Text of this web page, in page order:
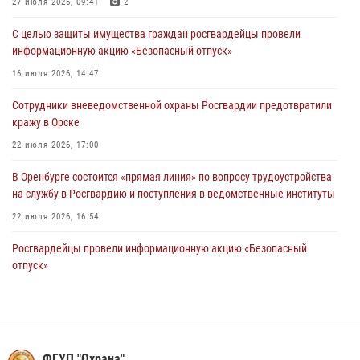
26 июля 2026, 10:09 1
Росгвардейцы Оренбургской области проверили готовность детских
образовательных учреждений к новому учебному году
24 июля 2026, 09:32
Итоги работы Управления вневедомственной охраны Росгвардии
по Оренбургской области за первое полугодие 2026 года
23 июля 2026, 12:07
27 июля 2026, 09:41 2
С целью защиты имущества граждан росгвардейцы провели
информационную акцию «Безопасный отпуск»
16 июля 2026, 14:47
Сотрудники вневедомственной охраны Росгвардии предотвратили
кражу в Орске
22 июля 2026, 17:00
В Оренбурге состоится «прямая линия» по вопросу трудоустройства
на службу в Росгвардию и поступления в ведомственные институты
22 июля 2026, 16:54
Росгвардейцы провели информационную акцию «Безопасный
отпуск»